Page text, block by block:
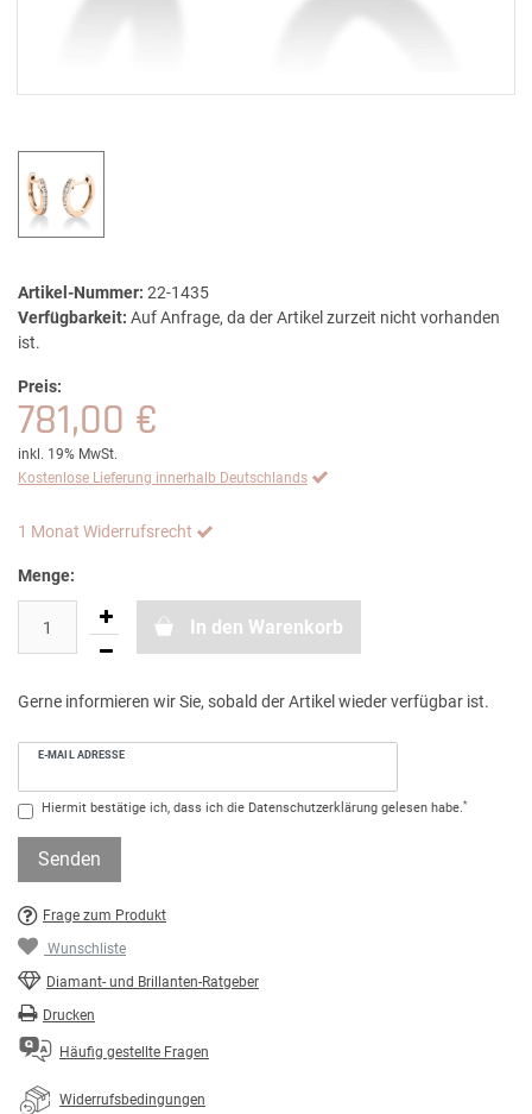
Artikel-Nummer: 22-1435
Verfügbarkeit: Auf Anfrage, da der Artikel zurzeit nicht vorhanden
ist.
Preis:
781,00 €
inkl. 19% MwSt.
Kostenlose Lieferung innerhalb Deutschlands
1 Monat Widerrufsrecht
Menge:
In den Warenkorb
Gerne informieren wir Sie, sobald der Artikel wieder verfügbar ist.
E-MAIL ADRESSE
Hiermit bestätige ich, dass ich die Daten­schutz­erklärung gelesen habe.*
Senden
Frage zum Produkt
Wunschliste
Diamant- und Brillanten-Ratgeber
Drucken
Häufig gestellte Fragen
Widerrufsbedingungen